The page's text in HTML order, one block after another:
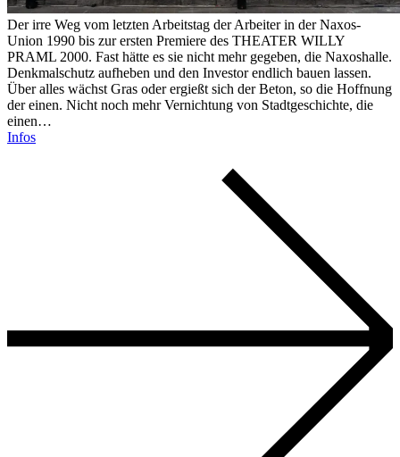
Der irre Weg vom letzten Arbeitstag der Arbeiter in der Naxos-
Union 1990 bis zur ersten Premiere des THEATER WILLY
PRAML 2000. Fast hätte es sie nicht mehr gegeben, die Naxoshalle.
Denkmalschutz aufheben und den Investor endlich bauen lassen.
Über alles wächst Gras oder ergießt sich der Beton, so die Hoffnung
der einen. Nicht noch mehr Vernichtung von Stadtgeschichte, die
einen…
Infos